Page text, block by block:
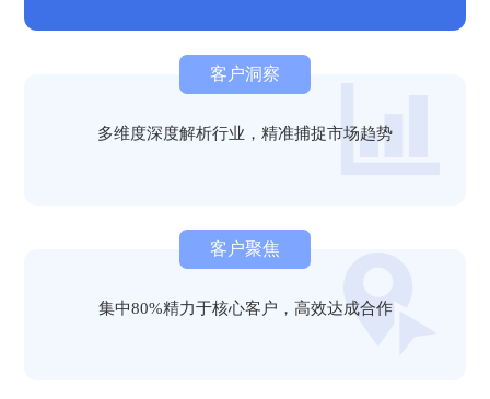
客户洞察
多维度深度解析行业，精准捕捉市场趋势
客户聚焦
集中80%精力于核心客户，高效达成合作